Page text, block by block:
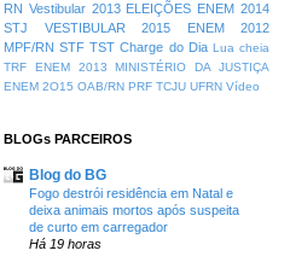
RN Vestibular 2013 ELEIÇÕES ENEM 2014
STJ
VESTIBULAR 2015
ENEM 2012
MPF/RN STF TST Charge do Dia Lua cheia
TRF
ENEM 2013
MINISTÉRIO DA JUSTIÇA
ENEM 2O15 OAB/RN PRF TCJU UFRN Vídeo
BLOGs PARCEIROS
Blog do BG
Fogo destrói residência em Natal e
deixa animais mortos após suspeita
de curto em carregador
Há 19 horas